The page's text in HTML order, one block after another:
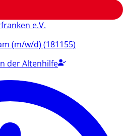
e.V.
(m/w/d) (181155)
der Altenhilfe